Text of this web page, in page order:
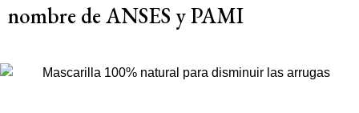
nombre de ANSES y PAMI